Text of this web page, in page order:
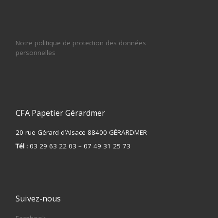
Notre politique de protection des données
personnelles
CFA Papetier Gérardmer
20 rue Gérard d’Alsace 88400 GÉRARDMER
Tél :03 29 63 22 03 – 07 49 31 25 73
Suivez-nous